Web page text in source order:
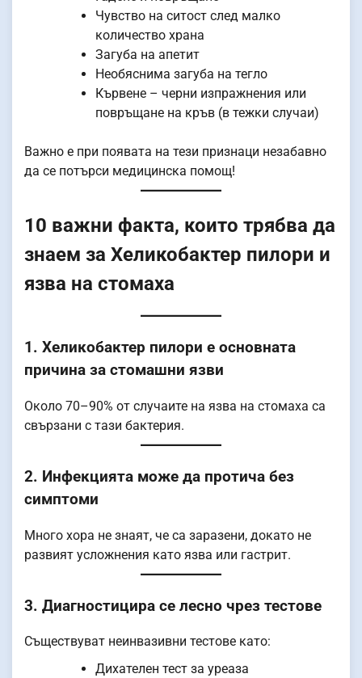
Чувство на ситост след малко
количество храна
Загуба на апетит
Необяснима загуба на тегло
Кървене – черни изпражнения или
повръщане на кръв (в тежки случаи)
Важно е при появата на тези признаци незабавно
да се потърси медицинска помощ!
10 важни факта, които трябва да
знаем за Хеликобактер пилори и
язва на стомаха
1. Хеликобактер пилори е основната
причина за стомашни язви
Около 70–90% от случаите на язва на стомаха са
свързани с тази бактерия.
2. Инфекцията може да протича без
симптоми
Много хора не знаят, че са заразени, докато не
развият усложнения като язва или гастрит.
3. Диагностицира се лесно чрез тестове
Съществуват неинвазивни тестове като:
Дихателен тест за уреаза